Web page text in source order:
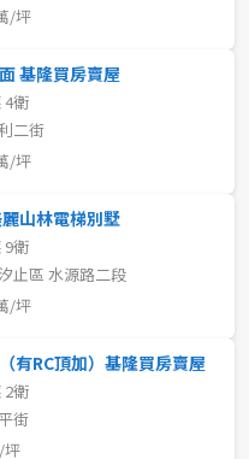
/坪
基隆買房賣屋
4衛
二街
/坪
山林電梯別墅
9衛
止區 水源路二段
/坪
有RC頂加）基隆買房賣屋
2衛
街
坪